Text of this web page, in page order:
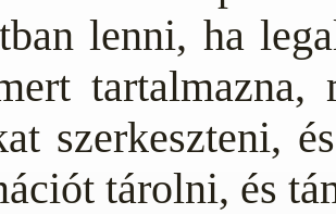
lenni, ha
szerkeszteni,
tárolni, és